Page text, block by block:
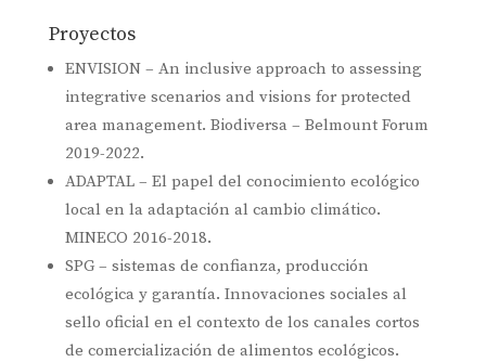
Proyectos
ENVISION – An inclusive approach to assessing
integrative scenarios and visions for protected
area management. Biodiversa – Belmount Forum
2019-2022.
ADAPTAL – El papel del conocimiento ecológico
local en la adaptación al cambio climático.
MINECO 2016-2018.
SPG – sistemas de confianza, producción
ecológica y garantía. Innovaciones sociales al
sello oficial en el contexto de los canales cortos
de comercialización de alimentos ecológicos.